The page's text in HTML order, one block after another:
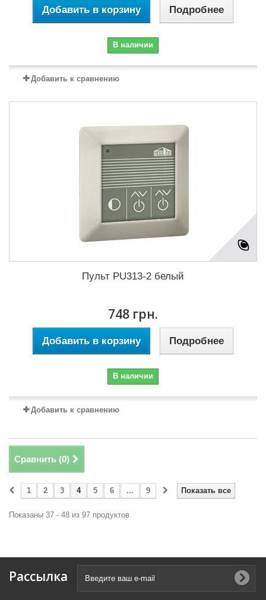
Добавить в корзину Подробнее
В наличии
Добавить к сравнению
Пульт PU313-2 белый
748 грн.
Добавить в корзину Подробнее
В наличии
Добавить к сравнению
Сравнить (0)
Показать все
1 2 3 4 5 6 ... 9
Показаны 37 - 48 из 97 продуктов
Рассылка